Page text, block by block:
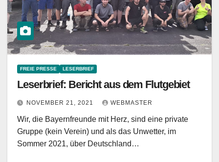
FREIE PRESSE LESERBRIEF
Leserbrief: Bericht aus dem Flutgebiet
NOVEMBER 21, 2021 WEBMASTER
Wir, die Bayernfreunde mit Herz, sind eine private
Gruppe (kein Verein) und als das Unwetter, im
Sommer 2021, über Deutschland…